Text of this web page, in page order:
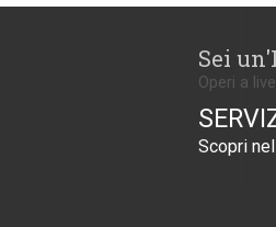
Sei
Operi a
Scopri